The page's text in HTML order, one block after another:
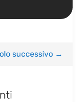
successivo→